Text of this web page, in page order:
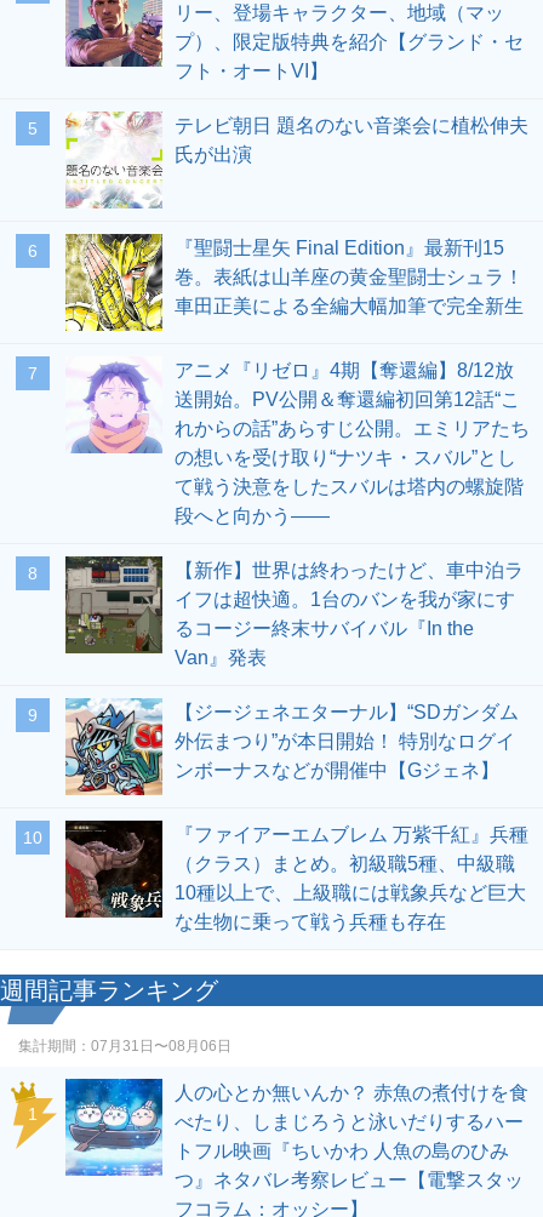
リー、登場キャラクター、地域（マッ
プ）、限定版特典を紹介【グランド・セ
フト・オートVI】
5
テレビ朝日 題名のない音楽会に植松伸夫
氏が出演
6
『聖闘士星矢 Final Edition』最新刊15
巻。表紙は山羊座の黄金聖闘士シュラ！
車田正美による全編大幅加筆で完全新生
7
アニメ『リゼロ』4期【奪還編】8/12放
送開始。PV公開＆奪還編初回第12話“こ
れからの話”あらすじ公開。エミリアたち
の想いを受け取り“ナツキ・スバル”とし
て戦う決意をしたスバルは塔内の螺旋階
段へと向かう――
8
【新作】世界は終わったけど、車中泊ラ
イフは超快適。1台のバンを我が家にす
るコージー終末サバイバル『In the
Van』発表
9
【ジージェネエターナル】“SDガンダム
外伝まつり”が本日開始！ 特別なログイ
ンボーナスなどが開催中【Gジェネ】
10
『ファイアーエムブレム 万紫千紅』兵種
（クラス）まとめ。初級職5種、中級職
10種以上で、上級職には戦象兵など巨大
な生物に乗って戦う兵種も存在
週間記事ランキング
集計期間： 07月31日〜08月06日
1
人の心とか無いんか？ 赤魚の煮付けを食
べたり、しまじろうと泳いだりするハー
トフル映画『ちいかわ 人魚の島のひみ
つ』ネタバレ考察レビュー【電撃スタッ
フコラム：オッシー】